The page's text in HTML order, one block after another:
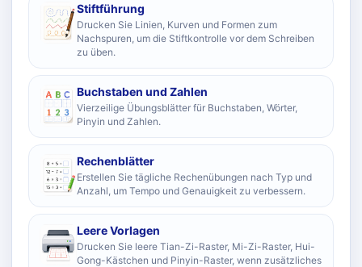
Stiftführung
Drucken Sie Linien, Kurven und Formen zum
Nachspuren, um die Stiftkontrolle vor dem Schreiben
zu üben.
Buchstaben und Zahlen
Vierzeilige Übungsblätter für Buchstaben, Wörter,
Pinyin und Zahlen.
Rechenblätter
Erstellen Sie tägliche Rechenübungen nach Typ und
Anzahl, um Tempo und Genauigkeit zu verbessern.
Leere Vorlagen
Drucken Sie leere Tian-Zi-Raster, Mi-Zi-Raster, Hui-
Gong-Kästchen und Pinyin-Raster, wenn zusätzliches